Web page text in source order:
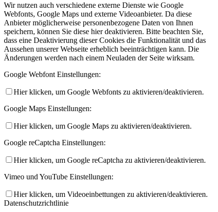
Wir nutzen auch verschiedene externe Dienste wie Google
Webfonts, Google Maps und externe Videoanbieter. Da diese
Anbieter möglicherweise personenbezogene Daten von Ihnen
speichern, können Sie diese hier deaktivieren. Bitte beachten Sie,
dass eine Deaktivierung dieser Cookies die Funktionalität und das
Aussehen unserer Webseite erheblich beeinträchtigen kann. Die
Änderungen werden nach einem Neuladen der Seite wirksam.
Google Webfont Einstellungen:
Hier klicken, um Google Webfonts zu aktivieren/deaktivieren.
Google Maps Einstellungen:
Hier klicken, um Google Maps zu aktivieren/deaktivieren.
Google reCaptcha Einstellungen:
Hier klicken, um Google reCaptcha zu aktivieren/deaktivieren.
Vimeo und YouTube Einstellungen:
Hier klicken, um Videoeinbettungen zu aktivieren/deaktivieren.
Datenschutzrichtlinie